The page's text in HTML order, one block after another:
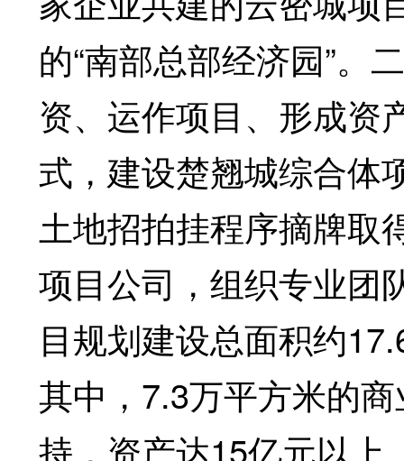
的“南部总部经济园”。
资、运作项目、形成资
式，建设楚翘城综合体
土地招拍挂程序摘牌取
项目公司，组织专业团
目规划建设总面积约
其中，7.3万平方米的
持，资产达15亿元以上